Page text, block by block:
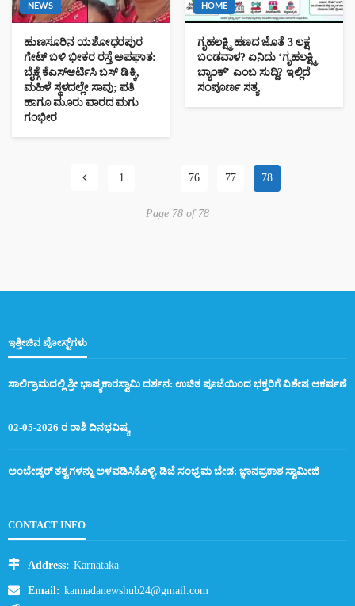
ಬೇಸಾಯದ ಜಮೀನಿಗೆ ತೊಂದರೆ ನೀಡುತ್ತಿದ್ದು ಸೂಕ್ತ ರಕ್ಷಣೆ ನೀಡುವಂತ್ತೆ
ಒತ್ತಾಯಿಸಿದ ನೊಂದ ಮಾಲೀಕ
ಕುಮಾರಸ್ವಾಮಿ ಗರಂ : ಗೃಹಲಕ್ಷ್ಮಿ ಬಗ್ಗೆ ಕುಮಾರಸ್ವಾಮಿ ಸ್ಪಷ್ಟನೆ
24-04-2026 ರ ರಾಶಿ ದಿನಭವಿಷ್ಯ
NEWS
ಹುಣಸೂರಿನ ಯಶೋಧರಪುರ
ಗೇಟ್ ಬಳಿ ಭೀಕರ ರಸ್ತೆ ಅಪಘಾತ:
ಬೈಕ್ಗೆ ಕೆಎಸ್ಆರ್ಟಿಸಿ ಬಸ್ ಡಿಕ್ಕಿ,
ಮಹಿಳೆ ಸ್ಥಳದಲ್ಲೇ ಸಾವು; ಪತಿ
ಹಾಗೂ ಮೂರು ವಾರದ ಮಗು
ಗಂಭೀರ
HOME
ಗೃಹಲಕ್ಷ್ಮಿ ಹಣದ ಜೊತೆ 3 ಲಕ್ಷ
ಬಂಡವಾಳ? ಏನಿದು ‘ಗೃಹಲಕ್ಷ್ಮಿ
ಬ್ಯಾಂಕ್’ ಎಂಬ ಸುದ್ದಿ? ಇಲ್ಲಿದೆ
ಸಂಪೂರ್ಣ ಸತ್ಯ
1 76 77 78
Page 78 of 78
ಇತ್ತೀಚಿನ ಪೋಸ್ಟ್‌ಗಳು
ಸಾಲಿಗ್ರಾಮದಲ್ಲಿ ಶ್ರೀ ಭಾಷ್ಯಕಾರಸ್ವಾಮಿ ದರ್ಶನ: ಉಚಿತ ಪೂಜೆಯಿಂದ ಭಕ್ತರಿಗೆ ವಿಶೇಷ ಆಕರ್ಷಣೆ
02-05-2026 ರ ರಾಶಿ ದಿನಭವಿಷ್ಯ
ಅಂಬೇಡ್ಕರ್ ತತ್ವಗಳನ್ನು ಅಳವಡಿಸಿಕೊಳ್ಳಿ, ಡಿಜೆ ಸಂಭ್ರಮ ಬೇಡ: ಜ್ಞಾನಪ್ರಕಾಶ ಸ್ವಾಮೀಜಿ
CONTACT INFO
Address: Karnataka
Email: kannadanewshub24@gmail.com